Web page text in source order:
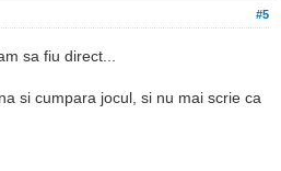
#5
sa fiu direct...
si cumpara jocul, si nu mai scrie ca